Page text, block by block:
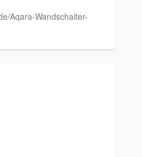
Aqara-Wandschalter-